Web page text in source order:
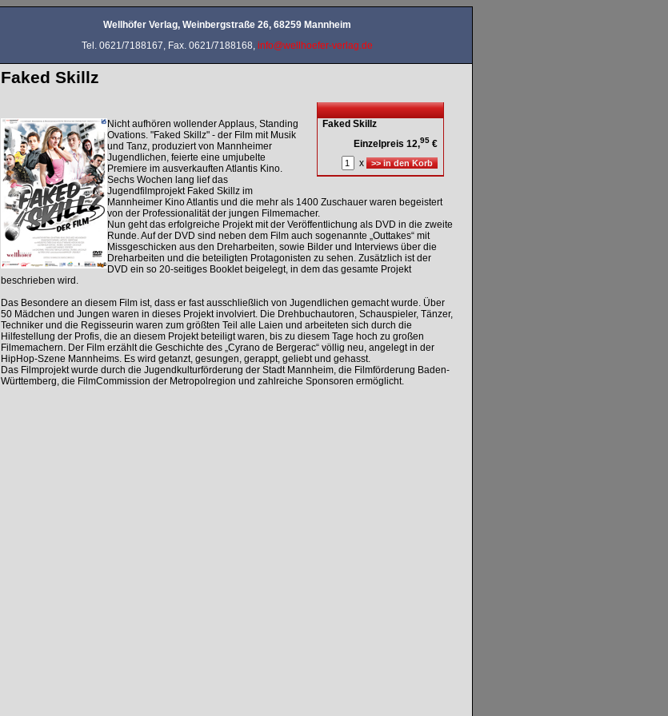
Wellhöfer Verlag, Weinbergstraße 26, 68259 Mannheim
Tel. 0621/7188167, Fax. 0621/7188168, info@wellhoefer-verlag.de
Faked Skillz
Faked Skillz
Einzelpreis 12,95 €
x
Nicht aufhören wollender Applaus, Standing
Ovations. "Faked Skillz" - der Film mit Musik
und Tanz, produziert von Mannheimer
Jugendlichen, feierte eine umjubelte
Premiere im ausverkauften Atlantis Kino.
Sechs Wochen lang lief das
Jugendfilmprojekt Faked Skillz im
Mannheimer Kino Atlantis und die mehr als 1400 Zuschauer waren begeistert
von der Professionalität der jungen Filmemacher.
Nun geht das erfolgreiche Projekt mit der Veröffentlichung als DVD in die zweite
Runde. Auf der DVD sind neben dem Film auch sogenannte „Outtakes“ mit
Missgeschicken aus den Dreharbeiten, sowie Bilder und Interviews über die
Dreharbeiten und die beteiligten Protagonisten zu sehen. Zusätzlich ist der
DVD ein so 20-seitiges Booklet beigelegt, in dem das gesamte Projekt
beschrieben wird.
Das Besondere an diesem Film ist, dass er fast ausschließlich von Jugendlichen gemacht wurde. Über
50 Mädchen und Jungen waren in dieses Projekt involviert. Die Drehbuchautoren, Schauspieler, Tänzer,
Techniker und die Regisseurin waren zum größten Teil alle Laien und arbeiteten sich durch die
Hilfestellung der Profis, die an diesem Projekt beteiligt waren, bis zu diesem Tage hoch zu großen
Filmemachern. Der Film erzählt die Geschichte des „Cyrano de Bergerac“ völlig neu, angelegt in der
HipHop-Szene Mannheims. Es wird getanzt, gesungen, gerappt, geliebt und gehasst.
Das Filmprojekt wurde durch die Jugendkulturförderung der Stadt Mannheim, die Filmförderung Baden-
Württemberg, die FilmCommission der Metropolregion und zahlreiche Sponsoren ermöglicht.